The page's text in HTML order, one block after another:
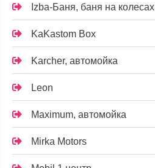
Izba-Баня, баня на колесах
KaKastom Box
Karcher, автомойка
Leon
Maximum, автомойка
Mirka Motors